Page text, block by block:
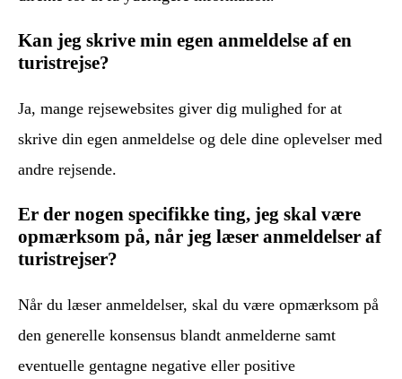
Kan jeg skrive min egen anmeldelse af en
turistrejse?
Ja, mange rejsewebsites giver dig mulighed for at
skrive din egen anmeldelse og dele dine oplevelser med
andre rejsende.
Er der nogen specifikke ting, jeg skal være
opmærksom på, når jeg læser anmeldelser af
turistrejser?
Når du læser anmeldelser, skal du være opmærksom på
den generelle konsensus blandt anmelderne samt
eventuelle gentagne negative eller positive